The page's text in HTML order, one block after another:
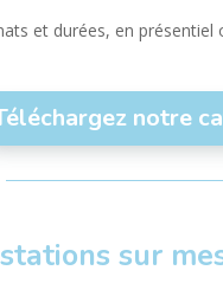
et durées, en présentiel
notre
sur